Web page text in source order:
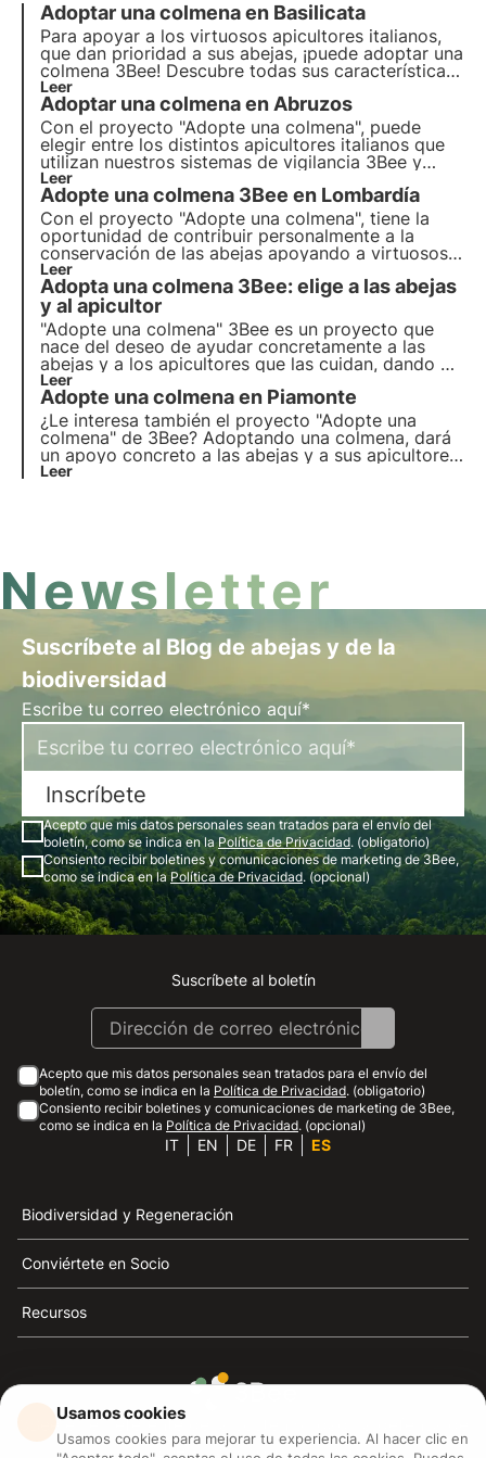
Adoptar una colmena en Basilicata
Para apoyar a los virtuosos apicultores italianos,
que dan prioridad a sus abejas, ¡puede adoptar una
colmena 3Bee! Descubre todas sus características
con 3Bee. Hoy volamos a Basilicata, una increíble
región que destaca por su rica producción de miel.
Leer
Adoptar una colmena en Abruzos
Con el proyecto "Adopte una colmena", puede
elegir entre los distintos apicultores italianos que
utilizan nuestros sistemas de vigilancia 3Bee y
apoyarles en sus actividades diarias. Descubramos
juntos las realidades apícolas de la región de los
Abruzos, tierra de mieles inalcanzables.
Leer
Adopte una colmena 3Bee en Lombardía
Con el proyecto "Adopte una colmena", tiene la
oportunidad de contribuir personalmente a la
conservación de las abejas apoyando a virtuosos
apicultores italianos, como Borgo Il Mezzanino.
Estos apicultores utilizan sistemas 3Bee para
mantener sus colmenas controladas en todo
momento.
Leer
Adopta una colmena 3Bee: elige a las abejas
y al apicultor
"Adopte una colmena" 3Bee es un proyecto que
nace del deseo de ayudar concretamente a las
abejas y a los apicultores que las cuidan, dando a
cualquiera la posibilidad de acercarse al mundo de
estos increíbles polinizadores. Descubra cómo
puede apoyar a los apicultores y adoptar abejitas.
Leer
Adopte una colmena en Piamonte
¿Le interesa también el proyecto "Adopte una
colmena" de 3Bee? Adoptando una colmena, dará
un apoyo concreto a las abejas y a sus apicultores,
contribuyendo a una virtuosa realidad italiana.
Leer
Newsletter
Suscríbete al Blog de abejas y de la
biodiversidad
Escribe tu correo electrónico aquí*
Inscríbete
Acepto que mis datos personales sean tratados para el envío del
boletín, como se indica en laPolítica de Privacidad. (obligatorio)
Consiento recibir boletines y comunicaciones de marketing de 3Bee,
como se indica en laPolítica de Privacidad. (opcional)
Instagram
Facebook
Linkedin
Youtube
Suscríbete al boletín
Acepto que mis datos personales sean tratados para el envío del
boletín, como se indica en la Política de Privacidad. (obligatorio)
Consiento recibir boletines y comunicaciones de marketing de 3Bee,
como se indica en la Política de Privacidad. (opcional)
IT EN DE FR ES
Biodiversidad y Regeneración
Conviértete en Socio
Recursos
3Bee es el referente de la sostenibilidad, la defensa de
las abejas y la biodiversidad
Usamos cookies
Usamos cookies para mejorar tu experiencia. Al hacer clic en